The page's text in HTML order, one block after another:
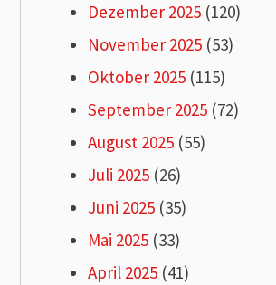
Dezember 2025 (120)
November 2025 (53)
Oktober 2025 (115)
September 2025 (72)
August 2025 (55)
Juli 2025 (26)
Juni 2025 (35)
Mai 2025 (33)
April 2025 (41)